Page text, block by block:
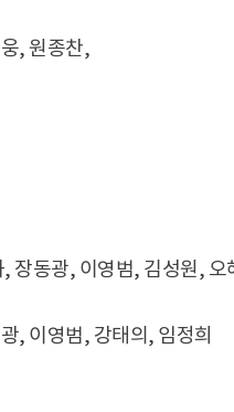
, 원종찬,
장동광, 이영범, 김성원,
, 이영범, 강태의, 임정희